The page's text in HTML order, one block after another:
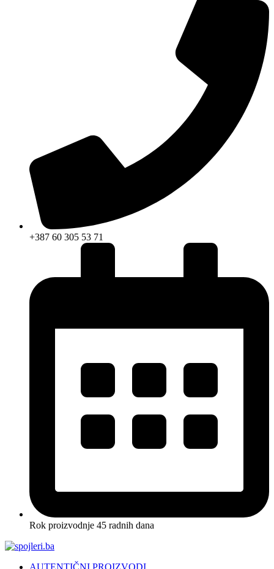
+387 60 305 53 71
Rok proizvodnje 45 radnih dana
AUTENTIČNI PROIZVODI